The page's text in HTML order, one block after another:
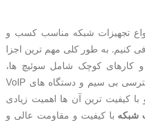
تجهیزات شبکه مناسب کسب و
کنیم. به طور کلی مهم‌ ترین اجزا
کارهای کوچک شامل سوئیچ‌ ها،
روترها، فایروال‌ ها، نقاط دسترسی بی سیم و دستگاه‌ های VoIP
با کیفیت‌ ترین آن ها اهمیت زیادی
شبکه با کیفیت و مقاومت عالی و